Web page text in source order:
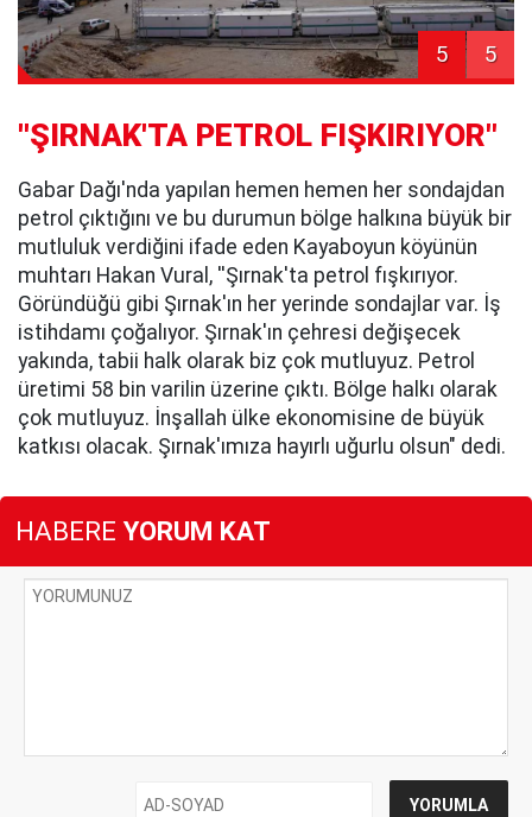
5 5
''ŞIRNAK'TA PETROL FIŞKIRIYOR"
Gabar Dağı'nda yapılan hemen hemen her sondajdan
petrol çıktığını ve bu durumun bölge halkına büyük bir
mutluluk verdiğini ifade eden Kayaboyun köyünün
muhtarı Hakan Vural, ''Şırnak'ta petrol fışkırıyor.
Göründüğü gibi Şırnak'ın her yerinde sondajlar var. İş
istihdamı çoğalıyor. Şırnak'ın çehresi değişecek
yakında, tabii halk olarak biz çok mutluyuz. Petrol
üretimi 58 bin varilin üzerine çıktı. Bölge halkı olarak
çok mutluyuz. İnşallah ülke ekonomisine de büyük
katkısı olacak. Şırnak'ımıza hayırlı uğurlu olsun" dedi.
HABERE YORUM KAT